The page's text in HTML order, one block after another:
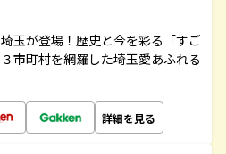
玉が登場！歴史と今を彩る「すご
市町村を網羅した埼玉愛あふれる
詳細を見る